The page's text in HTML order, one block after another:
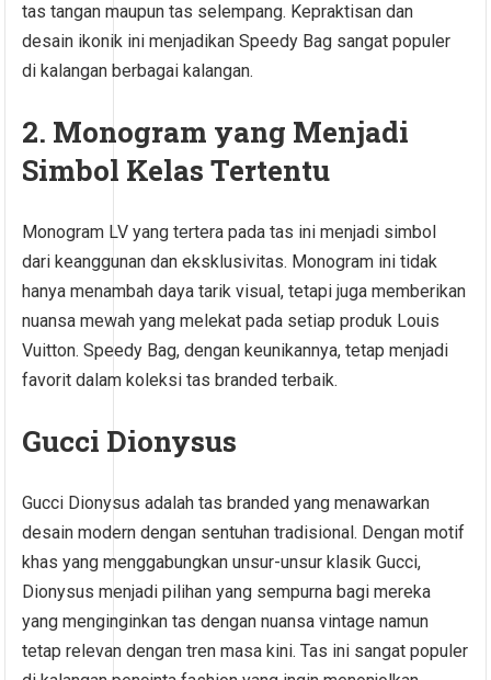
tas tangan maupun tas selempang. Kepraktisan dan
desain ikonik ini menjadikan Speedy Bag sangat populer
di kalangan berbagai kalangan.
2. Monogram yang Menjadi
Simbol Kelas Tertentu
Monogram LV yang tertera pada tas ini menjadi simbol
dari keanggunan dan eksklusivitas. Monogram ini tidak
hanya menambah daya tarik visual, tetapi juga memberikan
nuansa mewah yang melekat pada setiap produk Louis
Vuitton. Speedy Bag, dengan keunikannya, tetap menjadi
favorit dalam koleksi tas branded terbaik.
Gucci Dionysus
Gucci Dionysus adalah tas branded yang menawarkan
desain modern dengan sentuhan tradisional. Dengan motif
khas yang menggabungkan unsur-unsur klasik Gucci,
Dionysus menjadi pilihan yang sempurna bagi mereka
yang menginginkan tas dengan nuansa vintage namun
tetap relevan dengan tren masa kini. Tas ini sangat populer